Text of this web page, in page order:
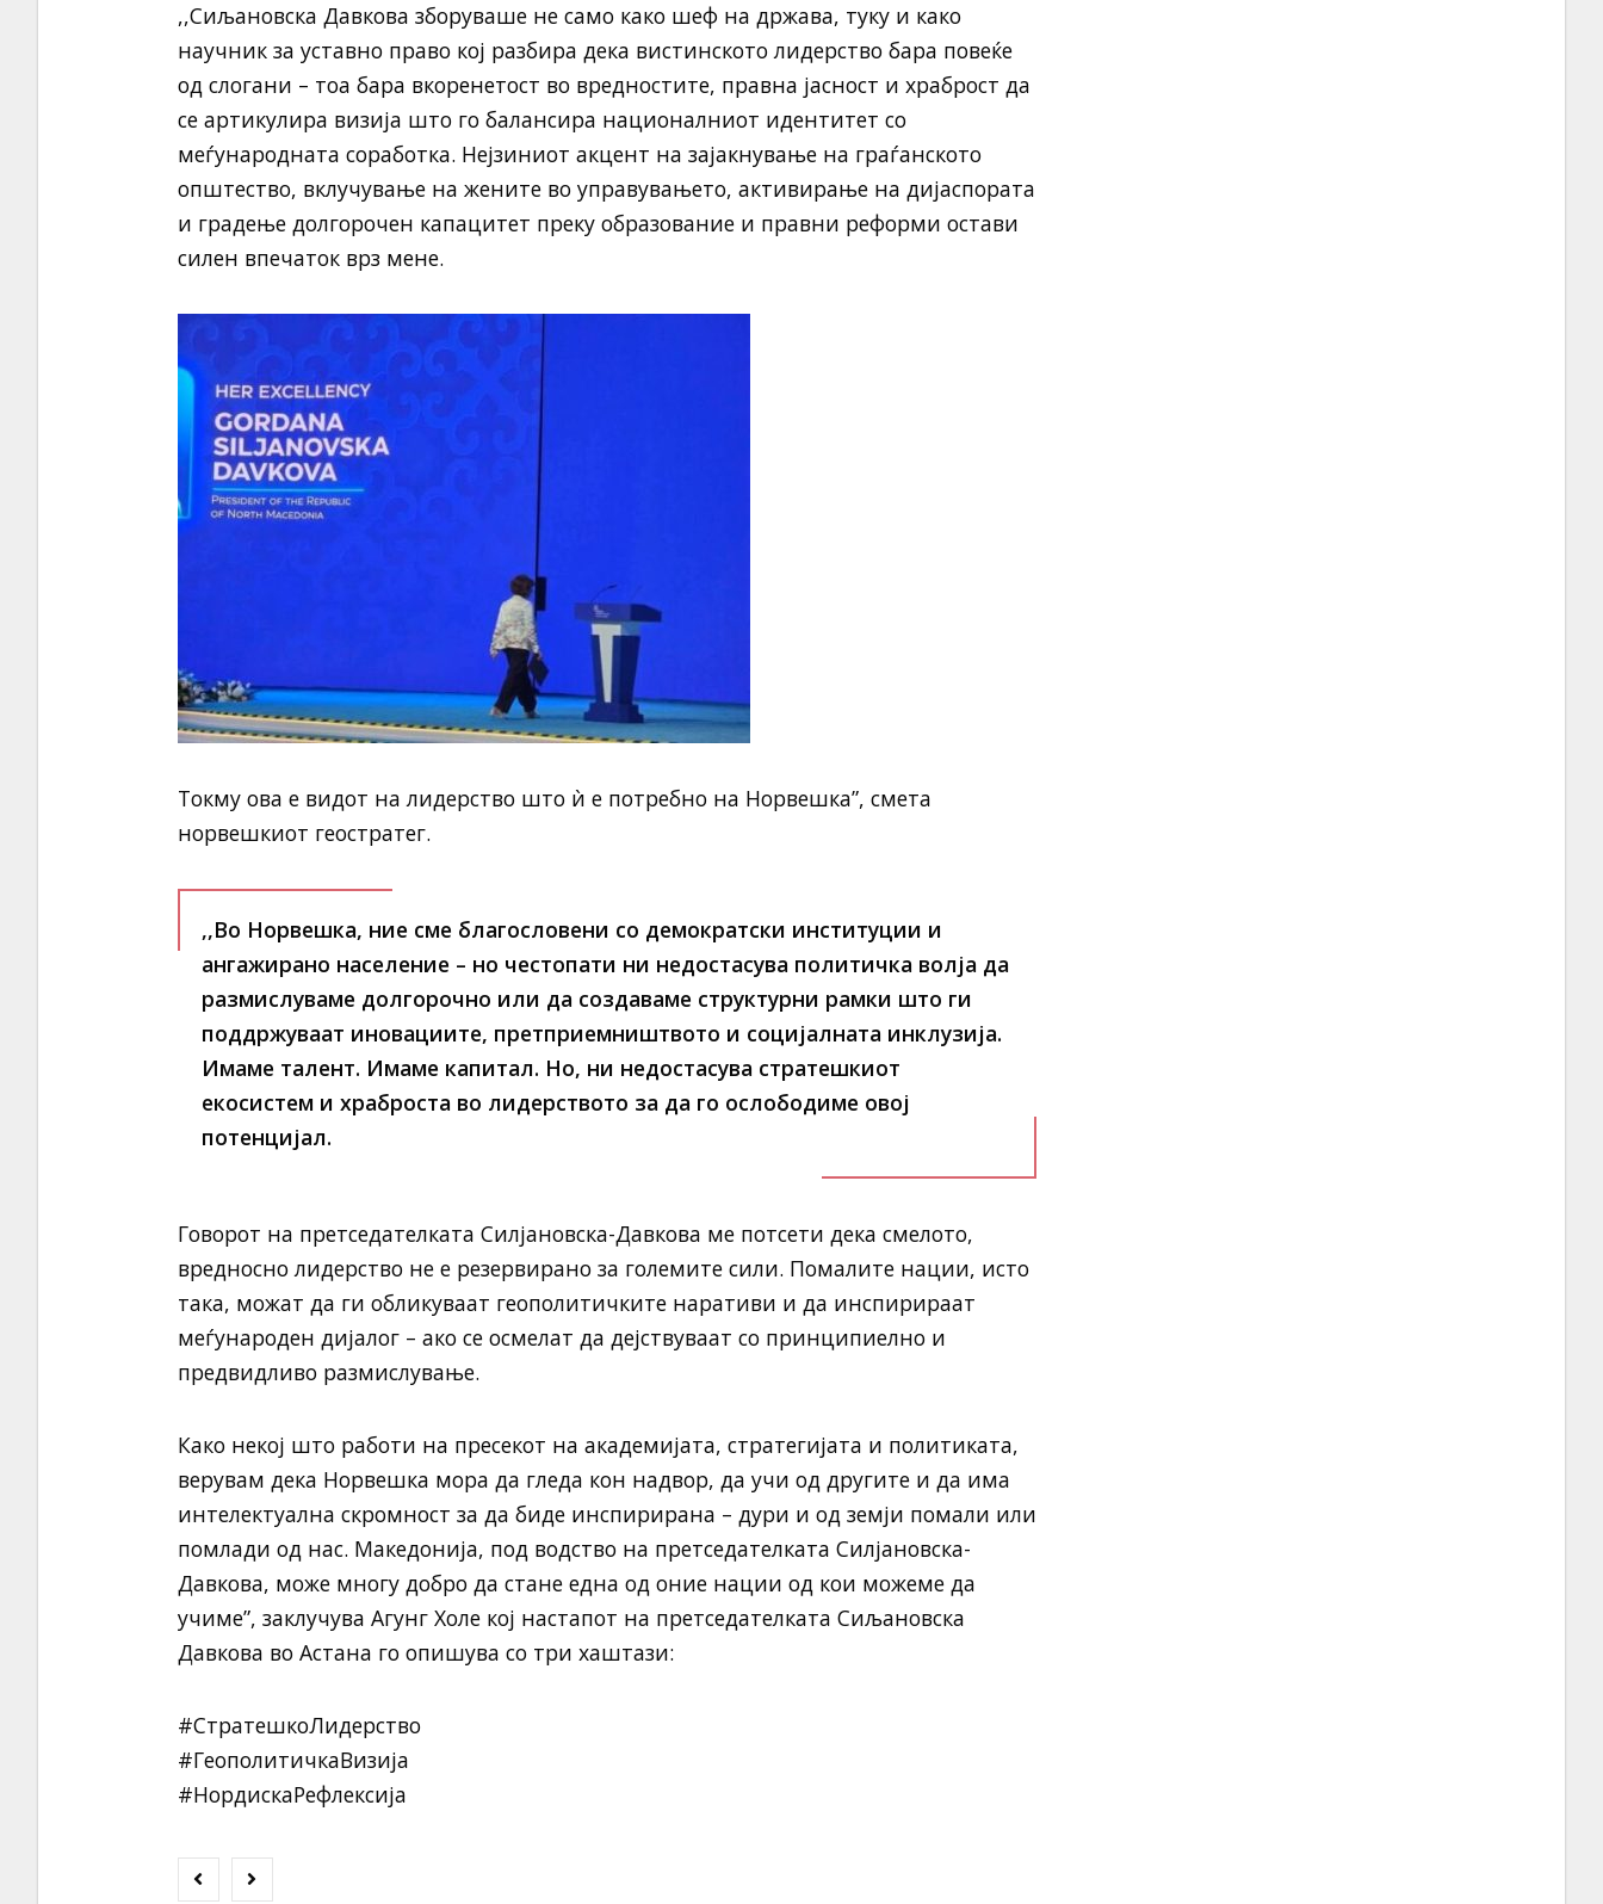
,,Сиљановска Давкова зборуваше не само како шеф на држава, туку и како
научник за уставно право кој разбира дека вистинското лидерство бара повеќе
од слогани – тоа бара вкоренетост во вредностите, правна јасност и храброст да
се артикулира визија што го балансира националниот идентитет со
меѓународната соработка. Нејзиниот акцент на зајакнување на граѓанското
општество, вклучување на жените во управувањето, активирање на дијаспората
и градење долгорочен капацитет преку образование и правни реформи остави
силен впечаток врз мене.
Токму ова е видот на лидерство што ѝ е потребно на Норвешка”, смета
норвешкиот геостратег.
,,Во Норвешка, ние сме благословени со демократски институции и
ангажирано население – но честопати ни недостасува политичка волја да
размислуваме долгорочно или да создаваме структурни рамки што ги
поддржуваат иновациите, претприемништвото и социјалната инклузија.
Имаме талент. Имаме капитал. Но, ни недостасува стратешкиот
екосистем и храброста во лидерството за да го ослободиме овој
потенцијал.
Говорот на претседателката Силјановска-Давкова ме потсети дека смелото,
вредносно лидерство не е резервирано за големите сили. Помалите нации, исто
така, можат да ги обликуваат геополитичките наративи и да инспирираат
меѓународен дијалог – ако се осмелат да дејствуваат со принципиелно и
предвидливо размислување.
Како некој што работи на пресекот на академијата, стратегијата и политиката,
верувам дека Норвешка мора да гледа кон надвор, да учи од другите и да има
интелектуална скромност за да биде инспирирана – дури и од земји помали или
помлади од нас. Македонија, под водство на претседателката Силјановска-
Давкова, може многу добро да стане една од оние нации од кои можеме да
учиме”, заклучува Агунг Холе кој настапот на претседателката Сиљановска
Давкова во Астана го опишува со три хаштази:
#СтратешкоЛидерство
#ГеополитичкаВизија
#НордискаРефлексија